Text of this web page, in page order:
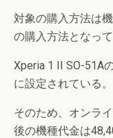
対象の購入方法は
の購入方法となって
Xperia 1 II SO-51A
に設定されている。
そのため、オンラ
後の機種代金は